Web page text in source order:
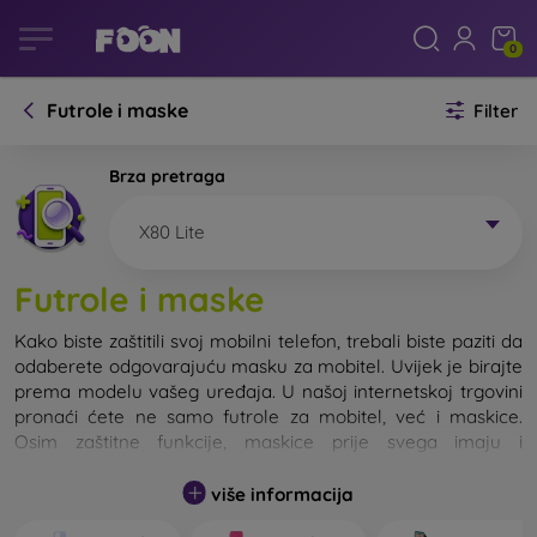
0
Futrole i maske Filter
Brza pretraga
X80 Lite
Futrole i maske
Kako biste zaštitili svoj mobilni telefon, trebali biste paziti da
odaberete odgovarajuću masku za mobitel. Uvijek je birajte
prema modelu vašeg uređaja. U našoj internetskoj trgovini
pronaći ćete ne samo futrole za mobitel, već i maskice.
Osim zaštitne funkcije, maskice prije svega imaju i
Maskicu za mobitel možemo također nazvati i stražnjom
više informacija